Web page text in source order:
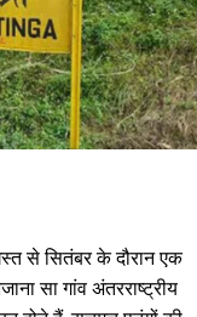
से सितंबर के दौरान एक
सा गांव अंतरराष्ट्रीय